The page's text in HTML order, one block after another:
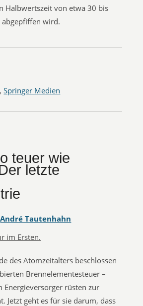
Halbwertszeit von etwa 30 bis
abgepfiffen wird.
,Springer Medien
teuer wie
letzte
André Tautenhahn
im Ersten.
des Atomzeitalters beschlossen
Brennelementesteuer –
Energieversorger rüsten zur
Jetzt geht es für sie darum, dass